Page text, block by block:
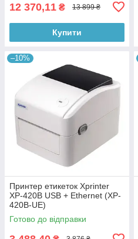
12 370,11 ₴ 13 899 ₴
Купити
–10%
Принтер етикеток Xprinter
XP-420B USB + Ethernet (XP-
420B-UE)
Готово до відправки